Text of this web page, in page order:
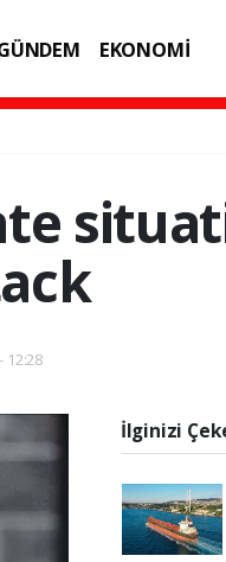
EKONOMİ
12:28
İlginizi